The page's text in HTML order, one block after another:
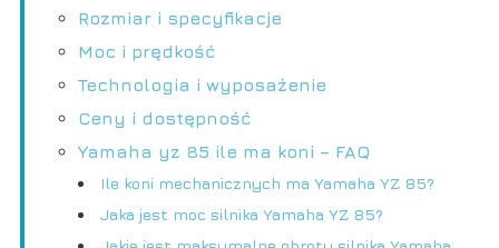
Rozmiar i specyfikacje
Moc i prędkość
Technologia i wyposażenie
Ceny i dostępność
Yamaha yz 85 ile ma koni – FAQ
Ile koni mechanicznych ma Yamaha YZ 85?
Jaka jest moc silnika Yamaha YZ 85?